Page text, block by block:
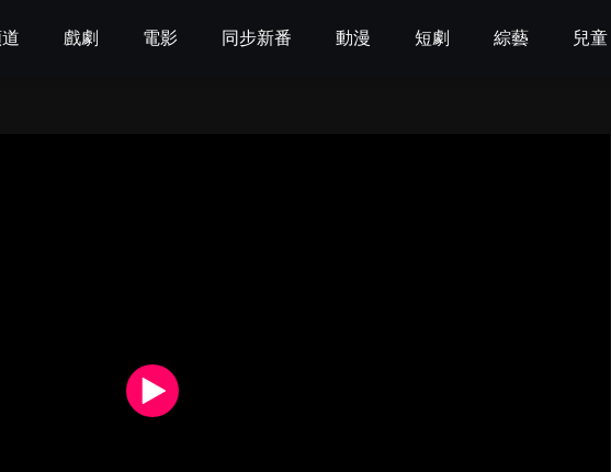
戲劇 電影 同步新番 動漫 短劇 綜藝 兒童